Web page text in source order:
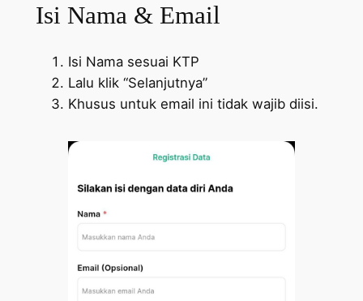
Isi Nama & Email
Isi Nama sesuai KTP
Lalu klik “Selanjutnya”
Khusus untuk email ini tidak wajib diisi.